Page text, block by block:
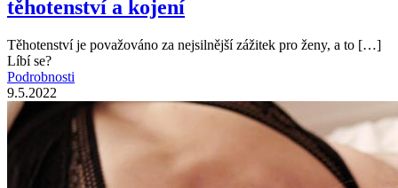
těhotenství a kojení
Těhotenství je považováno za nejsilnější zážitek pro ženy, a to […]
Líbí se?
Podrobnosti
9.5.2022